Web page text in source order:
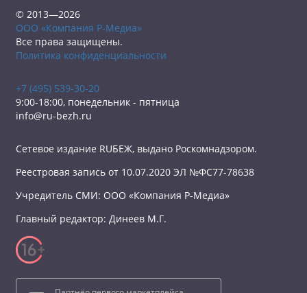
© 2013—2026
ООО «Компания Р-Медиа»
Все права защищены.
Политика конфиденциальности
+7 (495) 539-30-20
9:00-18:00, понедельник - пятница
info@ru-bezh.ru
Сетевое издание RUБЕЖ, выдано Роскомнадзором.
Реестровая запись от 10.07.2020 ЭЛ №ФС77-78638
Учредитель СМИ: ООО «Компания Р-Медиа»
Главный редактор: Динеев М.Г.